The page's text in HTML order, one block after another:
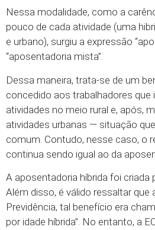
Nessa modalidade, como a
pouco de cada atividade (uma
e urbano), surgiu a expressão
“aposentadoria mista”.
Dessa maneira, trata-se de um
concedido aos trabalhadores que
atividades no meio rural e, após,
atividades urbanas — situação
comum. Contudo, nesse caso, o
continua sendo igual ao da
A aposentadoria híbrida foi criada
Além disso, é válido ressaltar que
Previdência, tal benefício era
por idade híbrida”. No entanto, a